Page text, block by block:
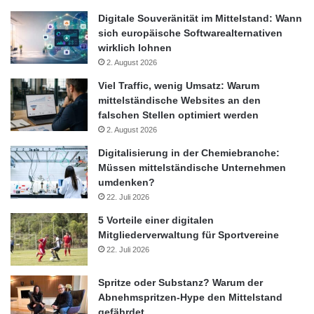
Der Home Energy Controller ist schon jetzt so ausgelegt, dass
er als Schaltstelle zwischen miteinander vernetzten Gebäuden
und dem örtlichen Stromnetz den Stromfluss stabilisiert. Als Teil
des Forschungsprojektes „Smart Operator“ wird er später im
bayerischen Wertachau in 250 Testhaushalten eingebaut. In
diesem Projekt werden Stromnetze entwickelt, die von der
Ortsnetzstation mit dem Smart Operator gesteuert werden. Er
sorgt für sicheren Netzbetrieb durch Ausgleich der Netzlasten.
So nutzt er die bestehende Netzinfrastruktur optimal aus.
Emsland Energiewende
Internationales Pilotprojekt
Digitale Souveränität im Mittelstand: Wann
sich europäische Softwarealternativen
wirklich lohnen
2. August 2026
Viel Traffic, wenig Umsatz: Warum
mittelständische Websites an den
falschen Stellen optimiert werden
2. August 2026
Digitalisierung in der Chemiebranche:
Müssen mittelständische Unternehmen
umdenken?
22. Juli 2026
5 Vorteile einer digitalen
Mitgliederverwaltung für Sportvereine
22. Juli 2026
Spritze oder Substanz? Warum der
Abnehmspritzen-Hype den Mittelstand